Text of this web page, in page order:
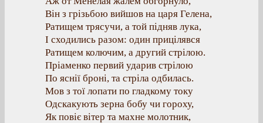
Він з грізьбою вийшов на царя Гелена,
Ратищем трясучи, а той підняв лука,
І сходились разом: один прицілявся
Ратищем колючим, а другий стрілою.
Пріаменко первий ударив стрілою
По яснії броні, та стріла одбилась.
Мов з тої лопати по гладкому току
Одскакують зерна бобу чи гороху,
Як повіє вітер та махне молотник,